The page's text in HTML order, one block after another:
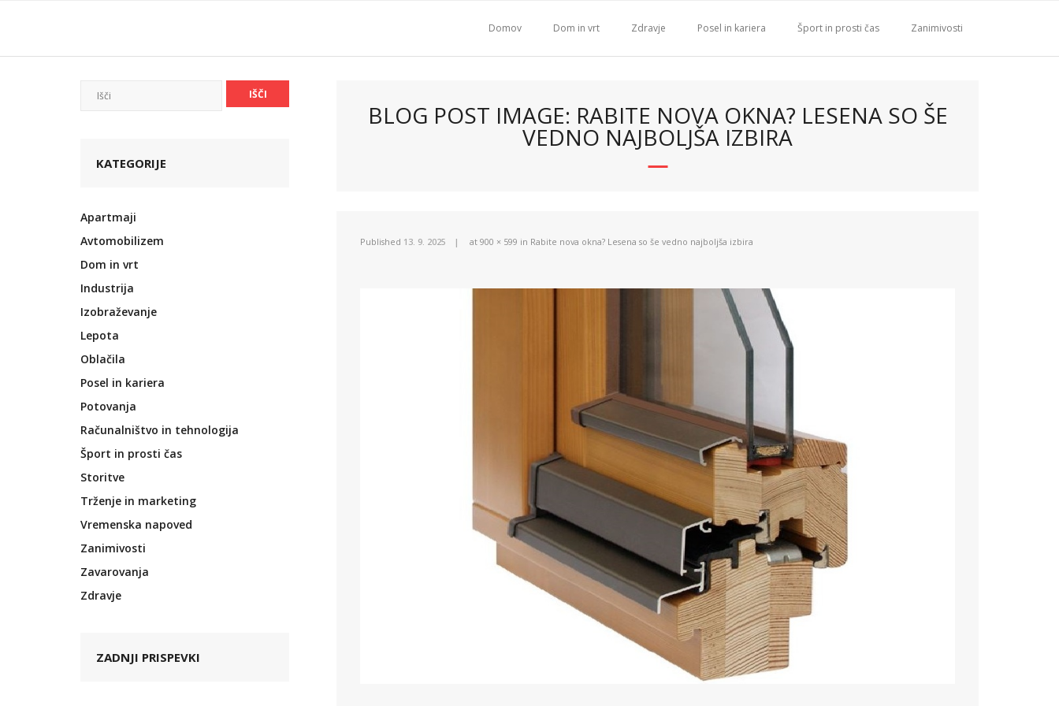
Domov Dom in vrt Zdravje Posel in kariera Šport in prosti čas Zanimivosti
BLOG POST IMAGE: RABITE NOVA OKNA? LESENA SO ŠE
VEDNO NAJBOLJŠA IZBIRA
Published 13. 9. 2025 at 900 × 599 in Rabite nova okna? Lesena so še vedno najboljša izbira
KATEGORIJE
Apartmaji
Avtomobilizem
Dom in vrt
Industrija
Izobraževanje
Lepota
Oblačila
Posel in kariera
Potovanja
Računalništvo in tehnologija
Šport in prosti čas
Storitve
Trženje in marketing
Vremenska napoved
Zanimivosti
Zavarovanja
Zdravje
ZADNJI PRISPEVKI